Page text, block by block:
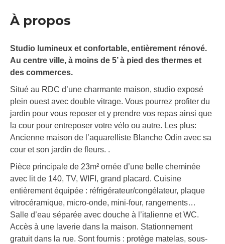
À propos
Studio lumineux et confortable, entièrement rénové.
Au centre ville, à moins de 5’ à pied des thermes et
des commerces.
Situé au RDC d’une charmante maison, studio exposé
plein ouest avec double vitrage. Vous pourrez profiter du
jardin pour vous reposer et y prendre vos repas ainsi que
la cour pour entreposer votre vélo ou autre. Les plus:
Ancienne maison de l’aquarelliste Blanche Odin avec sa
cour et son jardin de fleurs. .
Pièce principale de 23m² ornée d’une belle cheminée
avec lit de 140, TV, WIFI, grand placard. Cuisine
entièrement équipée : réfrigérateur/congélateur, plaque
vitrocéramique, micro-onde, mini-four, rangements…
Salle d’eau séparée avec douche à l’italienne et WC.
Accès à une laverie dans la maison. Stationnement
gratuit dans la rue. Sont fournis : protège matelas, sous-